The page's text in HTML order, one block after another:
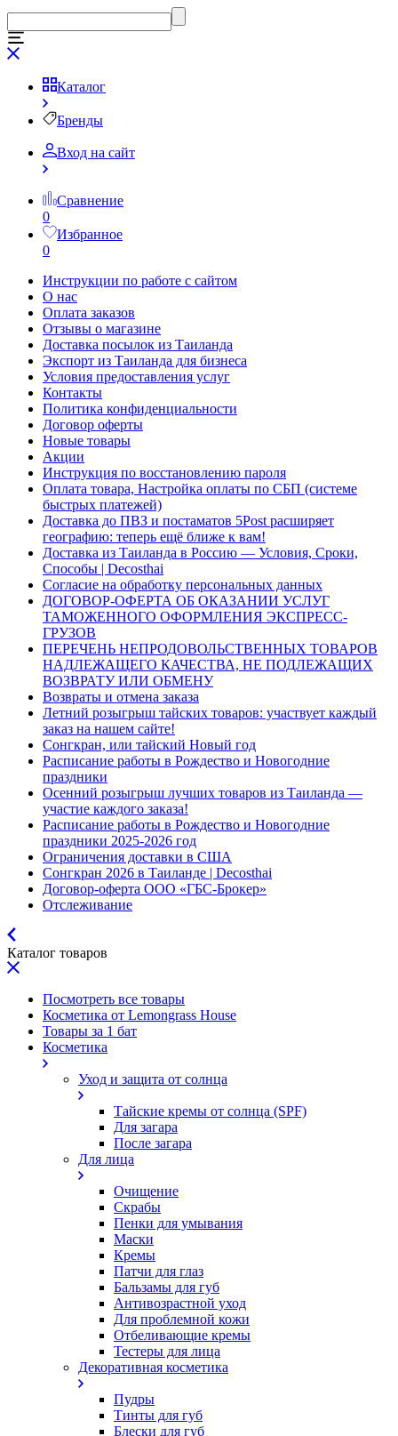
Каталог
Бренды
Вход на сайт
Сравнение
0
Избранное
0
Инструкции по работе с сайтом
О нас
Оплата заказов
Отзывы о магазине
Доставка посылок из Таиланда
Экспорт из Таиланда для бизнеса
Условия предоставления услуг
Контакты
Политика конфиденциальности
Договор оферты
Новые товары
Акции
Инструкция по восстановлению пароля
Оплата товара, Настройка оплаты по СБП (системе
быстрых платежей)
Доставка до ПВЗ и постаматов 5Post расширяет
географию: теперь ещё ближе к вам!
Доставка из Таиланда в Россию — Условия, Сроки,
Способы | Decosthai
Согласие на обработку персональных данных
ДОГОВОР-ОФЕРТА ОБ ОКАЗАНИИ УСЛУГ
ТАМОЖЕННОГО ОФОРМЛЕНИЯ ЭКСПРЕСС-
ГРУЗОВ
ПЕРЕЧЕНЬ НЕПРОДОВОЛЬСТВЕННЫХ ТОВАРОВ
НАДЛЕЖАЩЕГО КАЧЕСТВА, НЕ ПОДЛЕЖАЩИХ
ВОЗВРАТУ ИЛИ ОБМЕНУ
Возвраты и отмена заказа
Летний розыгрыш тайских товаров: участвует каждый
заказ на нашем сайте!
Сонгкран, или тайский Новый год
Расписание работы в Рождество и Новогодние
праздники
Осенний розыгрыш лучших товаров из Таиланда —
участие каждого заказа!
Расписание работы в Рождество и Новогодние
праздники 2025-2026 год
Ограничения доставки в США
Сонгкран 2026 в Таиланде | Decosthai
Договор-оферта ООО «ГБС-Брокер»
Отслеживание
Каталог товаров
Посмотреть все товары
Косметика от Lemongrass House
Товары за 1 бат
Косметика
Уход и защита от солнца
Тайские кремы от солнца (SPF)
Для загара
После загара
Для лица
Очищение
Скрабы
Пенки для умывания
Маски
Кремы
Патчи для глаз
Бальзамы для губ
Антивозрастной уход
Для проблемной кожи
Oтбеливающие кремы
Тестеры для лица
Декоративная косметика
Пудры
Тинты для губ
Блески для губ